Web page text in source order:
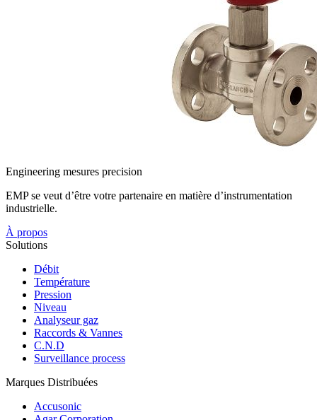
Engineering mesures precision
EMP se veut d’être votre partenaire en matière d’instrumentation
industrielle.
À propos
Solutions
Débit
Température
Pression
Niveau
Analyseur gaz
Raccords & Vannes
C.N.D
Surveillance process
Marques Distribuées
Accusonic